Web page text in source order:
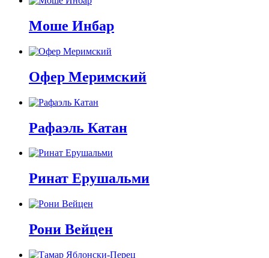
Моше Инбар
Офер Меримский
Рафаэль Катан
Ринат Ерушальми
Рони Вейцен